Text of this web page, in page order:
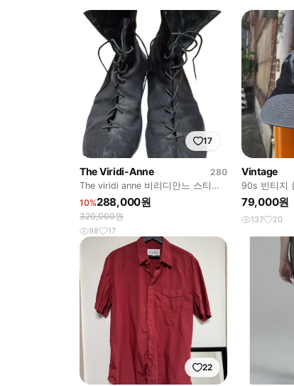
17
The Viridi-Anne
280
The viridi anne 비리디안느 스티치
업 누벅 부츠
10%288,000원
320,000원
98 17
Vintage
90s 빈티지 롤링
캡 y18760
79,000원
137 20
22